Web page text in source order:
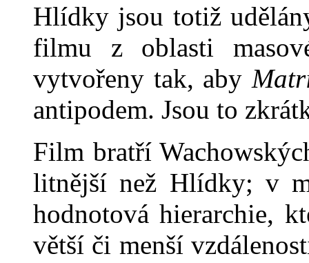
Hlídky jsou totiž
fil­mu z oblasti
vytvořeny tak, aby
antipodem. Jsou to
Film bratří
litnější než Hlídky; v
hod­notová hierarchie,
větší či menší